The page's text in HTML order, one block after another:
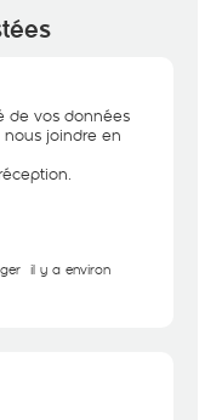
de vos données
nous joindre en
il y a environ